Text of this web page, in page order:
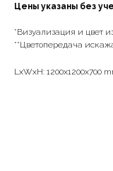
Цены указаны без
*Визуализация и цвет
**Цветопередача
LxWxH: 1200x1200x700